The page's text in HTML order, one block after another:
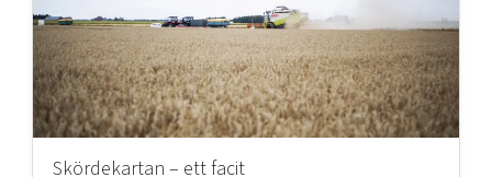
Skördekartan – ett facit